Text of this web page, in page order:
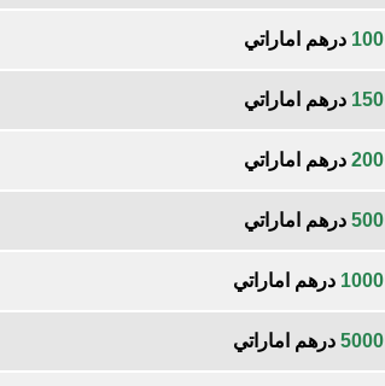
100 درهم اماراتي
150 درهم اماراتي
200 درهم اماراتي
500 درهم اماراتي
1000 درهم اماراتي
5000 درهم اماراتي